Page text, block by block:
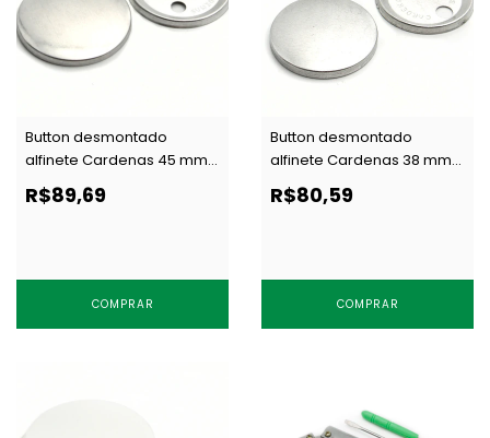
Button desmontado
alfinete Cardenas 45 mm
c/ 100 un
R$89,69
COMPRAR
Button desmontado
alfinete Cardenas 38 mm
c/ 100 un
R$80,59
COMPRAR